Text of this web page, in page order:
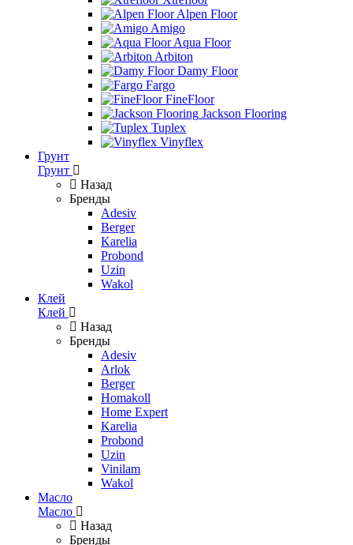
Alpen Floor
Amigo
Aqua Floor
Arbiton
Damy Floor
Fargo
FineFloor
Jackson Flooring
Tuplex
Vinyflex
Грунт
Грунт
Назад
Бренды
Adesiv
Berger
Karelia
Probond
Uzin
Wakol
Клей
Клей
Назад
Бренды
Adesiv
Arlok
Berger
Homakoll
Home Expert
Karelia
Probond
Uzin
Vinilam
Wakol
Масло
Масло
Назад
Бренды